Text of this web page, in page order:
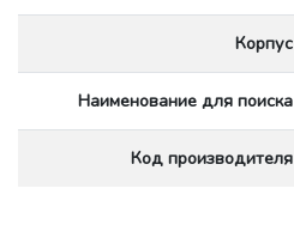
Корпус
Наименование для поиска
Код производителя